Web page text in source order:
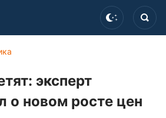
эксперт
о новом росте цен